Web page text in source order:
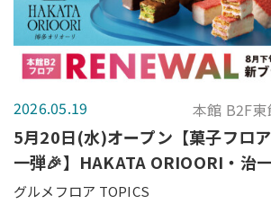
2026.05.19 本館 B2F
5月20日(水)オープン【菓子フロ
一弾🎉】HAKATA ORIOORI・治
ャルパンティエ
グルメフロア TOPICS